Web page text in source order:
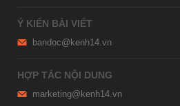
Ý KIẾN BÀI VIẾT
bandoc@kenh14.vn
HỢP TÁC NỘI DUNG
marketing@kenh14.vn